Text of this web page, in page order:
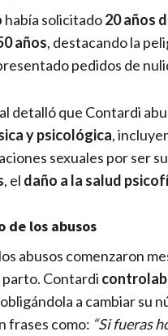
había solicitado20 años
años, destacando la
pedidos de
detalló que Contardi
y psicológica,
sexuales por ser
, el daño a la salud
de los abusos
abusos comenzaron
Contardi
a cambiar su
frases como: “Si fueras